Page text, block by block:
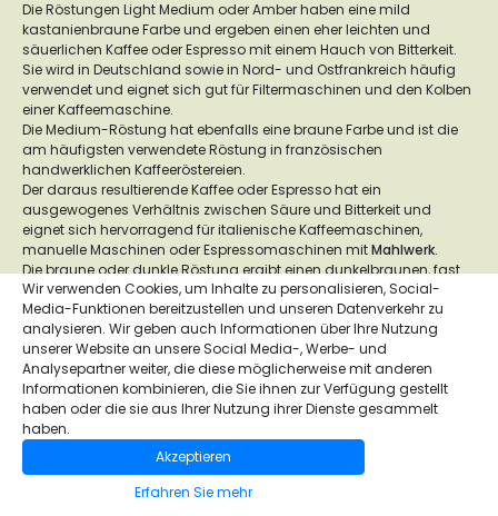
Die Röstungen Light Medium oder Amber haben eine mild
kastanienbraune Farbe und ergeben einen eher leichten und
säuerlichen Kaffee oder Espresso mit einem Hauch von Bitterkeit.
Sie wird in Deutschland sowie in Nord- und Ostfrankreich häufig
verwendet und eignet sich gut für Filtermaschinen und den Kolben
einer Kaffeemaschine.
Die Medium-Röstung hat ebenfalls eine braune Farbe und ist die
am häufigsten verwendete Röstung in französischen
handwerklichen Kaffeeröstereien.
Der daraus resultierende Kaffee oder Espresso hat ein
ausgewogenes Verhältnis zwischen Säure und Bitterkeit und
eignet sich hervorragend für italienische Kaffeemaschinen,
manuelle Maschinen oder Espressomaschinen mitMahlwerk.
Die braune oder dunkle Röstung ergibt einen dunkelbraunen, fast
schwarzen Kaffee, der keine Säure enthält, aber bitter ist. Sie ist
häufig in Italien und anderen südeuropäischen Ländern zu finden
und eignet sich gut für mahlendeEspressokocher, manuelle
Kaffeemaschinen oder türkische Kaffeekannen.
In der Regel müssen die Kaffeebohnen oder Espressobohnen nach
dem Rösten 1 bis 2 Tage liegen bleiben, bevor sie zu Ihrem Kaffee
oder Espresso verarbeitet werden können.
Allerdings behält der geröstete Kaffee oder Espresso nicht ewig
sein Aroma und seine Frische. Im besten Fall sollte er innerhalb von
12 Monaten nach der Ernte geröstet und innerhalb von 30 Tagen
nach der Röstung getrunken werden.
Wir verwenden Cookies, um Inhalte zu personalisieren, Social-
Media-Funktionen bereitzustellen und unseren Datenverkehr zu
analysieren. Wir geben auch Informationen über Ihre Nutzung
unserer Website an unsere Social Media-, Werbe- und
Analysepartner weiter, die diese möglicherweise mit anderen
Informationen kombinieren, die Sie ihnen zur Verfügung gestellt
haben oder die sie aus Ihrer Nutzung ihrer Dienste gesammelt
haben.
Akzeptieren
Erfahren Sie mehr